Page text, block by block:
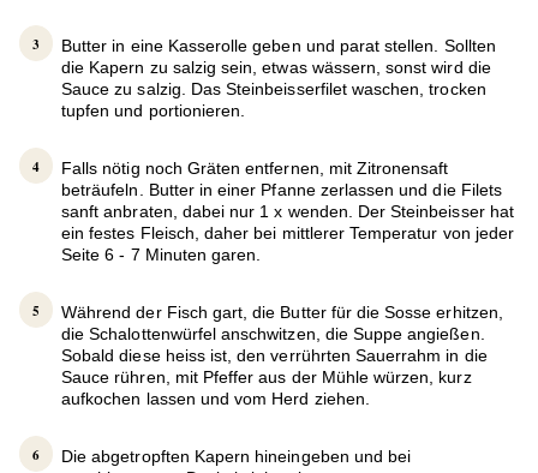
Butter in eine Kasserolle geben und parat stellen. Sollten
die Kapern zu salzig sein, etwas wässern, sonst wird die
Sauce zu salzig. Das Steinbeisserfilet waschen, trocken
tupfen und portionieren.
Falls nötig noch Gräten entfernen, mit Zitronensaft
beträufeln. Butter in einer Pfanne zerlassen und die Filets
sanft anbraten, dabei nur 1 x wenden. Der Steinbeisser hat
ein festes Fleisch, daher bei mittlerer Temperatur von jeder
Seite 6 - 7 Minuten garen.
Während der Fisch gart, die Butter für die Sosse erhitzen,
die Schalottenwürfel anschwitzen, die Suppe angießen.
Sobald diese heiss ist, den verrührten Sauerrahm in die
Sauce rühren, mit Pfeffer aus der Mühle würzen, kurz
aufkochen lassen und vom Herd ziehen.
Die abgetropften Kapern hineingeben und bei